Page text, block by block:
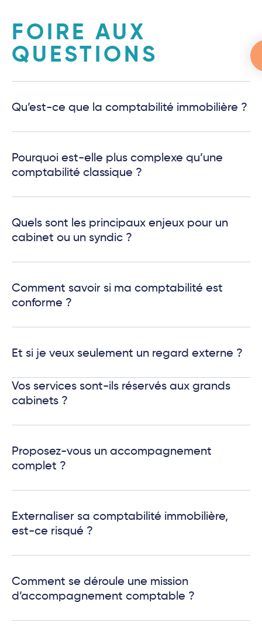
FOIRE AUX
QUESTIONS
Qu’est-ce que la comptabilité immobilière ?
Pourquoi est-elle plus complexe qu’une
comptabilité classique ?
Quels sont les principaux enjeux pour un
cabinet ou un syndic ?
Comment savoir si ma comptabilité est
conforme ?
Et si je veux seulement un regard externe ?
Vos services sont-ils réservés aux grands
cabinets ?
Proposez-vous un accompagnement
complet ?
Externaliser sa comptabilité immobilière,
est-ce risqué ?
Comment se déroule une mission
d’accompagnement comptable ?